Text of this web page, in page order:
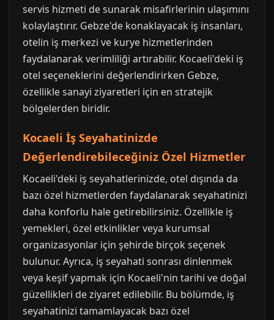
servis hizmeti de sunarak misafirlerinin ulaşımını
kolaylaştırır. Gebze'de konaklayacak iş insanları,
otelin iş merkezi ve kurye hizmetlerinden
faydalanarak verimliliği artırabilir. Kocaeli'deki iş
otel seçeneklerini değerlendirirken Gebze,
özellikle sanayi ziyaretleri için en stratejik
bölgelerden biridir.
Kocaeli İş Seyahatinizde
Değerlendirebileceğiniz Özel Hizmetler
Kocaeli'deki iş seyahatlerinizde, otel dışında da
bazı özel hizmetlerden faydalanarak seyahatinizi
daha konforlu hale getirebilirsiniz. Özellikle iş
yemekleri, özel etkinlikler veya kurumsal
organizasyonlar için şehirde birçok seçenek
bulunur. Ayrıca, iş seyahati sonrası dinlenmek
veya keşif yapmak için Kocaeli'nin tarihi ve doğal
güzellikleri de ziyaret edilebilir. Bu bölümde, iş
seyahatinizi tamamlayacak bazı özel